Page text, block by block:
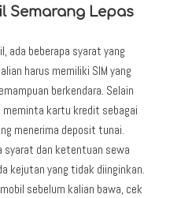
Semarang Lepas
ada beberapa syarat yang
harus memiliki SIM yang
berkendara. Selain
kartu kredit sebagai
menerima deposit tunai.
syarat dan ketentuan sewa
kejutan yang tidak diinginkan.
sebelum kalian bawa, cek